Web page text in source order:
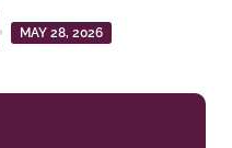
MAY 28, 2026